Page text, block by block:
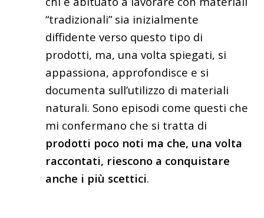
“tradizionali” sia inizialmente
diffidente verso questo tipo di
prodotti, ma, una volta spiegati, si
appassiona, approfondisce e si
documenta sull’utilizzo di materiali
naturali. Sono episodi come questi che
mi confermano che si tratta di
prodotti poco noti ma che, una volta
raccontati, riescono a conquistare
anche i più scettici.